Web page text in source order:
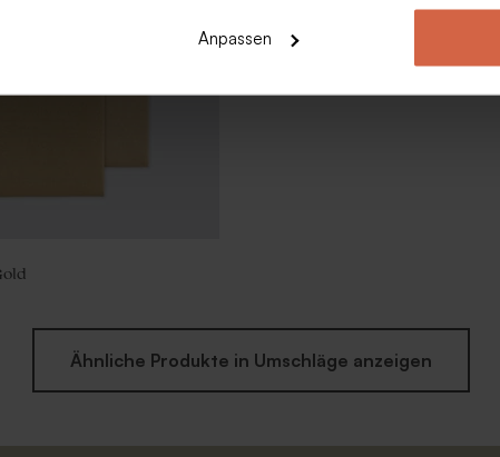
Anpassen
Ähnliche Produkte in Umschläge anzeigen